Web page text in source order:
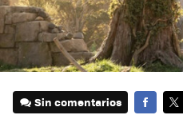
Sin comentarios